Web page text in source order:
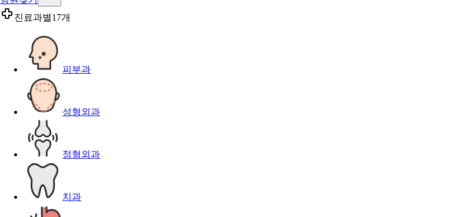
진료과별17개
피부과
성형외과
정형외과
치과